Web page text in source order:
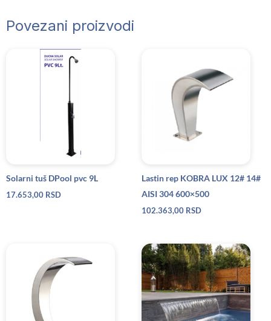
Povezani proizvodi
Solarni tuš DPool pvc 9L
17.653,00 RSD
Lastin rep KOBRA LUX 12# 14#
AISI 304 600×500
102.363,00 RSD